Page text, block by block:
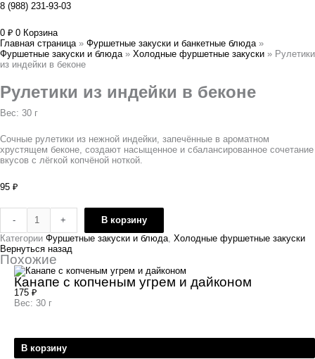
8 (988) 231-93-03
0 ₽ 0 Корзина
Главная страница » Фуршетные закуски и банкетные блюда »
Фуршетные закуски и блюда » Холодные фуршетные закуски » Рулетики
из индейки в беконе
Рулетики из индейки в беконе
Вес: 30 г
Сочные рулетики из нежной индейки, запечённые в ароматном
хрустящем беконе, создают насыщенное и сбалансированное сочетание
вкусов с лёгкой копчёной ноткой.
95 ₽
- +
В корзину
Категории Фуршетные закуски и блюда, Холодные фуршетные закуски
Вернуться назад
Похожие
Канапе с копченым угрем и дайконом
175 ₽
Вес: 30 г
В корзину